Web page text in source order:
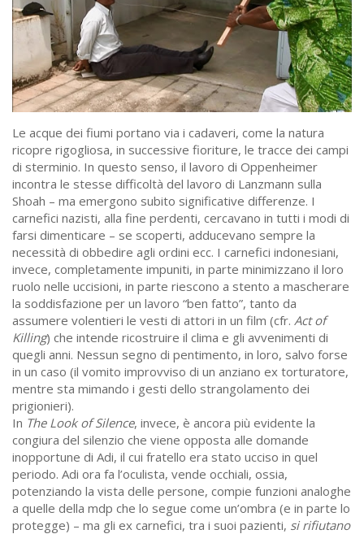
Le acque dei fiumi portano via i cadaveri, come la natura
ricopre rigogliosa, in successive fioriture, le tracce dei campi
di sterminio. In questo senso, il lavoro di Oppenheimer
incontra le stesse difficoltà del lavoro di Lanzmann sulla
Shoah – ma emergono subito significative differenze. I
carnefici nazisti, alla fine perdenti, cercavano in tutti i modi di
farsi dimenticare – se scoperti, adducevano sempre la
necessità di obbedire agli ordini ecc. I carnefici indonesiani,
invece, completamente impuniti, in parte minimizzano il loro
ruolo nelle uccisioni, in parte riescono a stento a mascherare
la soddisfazione per un lavoro “ben fatto”, tanto da
assumere volentieri le vesti di attori in un film (cfr. Act of
Killing) che intende ricostruire il clima e gli avvenimenti di
quegli anni. Nessun segno di pentimento, in loro, salvo forse
in un caso (il vomito improvviso di un anziano ex torturatore,
mentre sta mimando i gesti dello strangolamento dei
prigionieri).
In The Look of Silence, invece, è ancora più evidente la
congiura del silenzio che viene opposta alle domande
inopportune di Adi, il cui fratello era stato ucciso in quel
periodo. Adi ora fa l’oculista, vende occhiali, ossia,
potenziando la vista delle persone, compie funzioni analoghe
a quelle della mdp che lo segue come un’ombra (e in parte lo
protegge) – ma gli ex carnefici, tra i suoi pazienti, si rifiutano